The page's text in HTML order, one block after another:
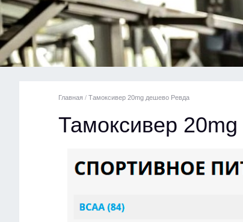
Главная / Тамоксивер 20mg дешево Ревда
Тамоксивер